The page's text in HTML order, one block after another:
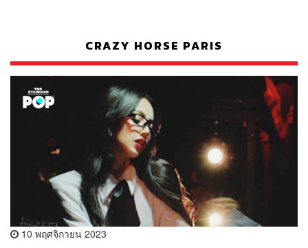
CRAZY HORSE PARIS
10 พฤศจิกายน 2023